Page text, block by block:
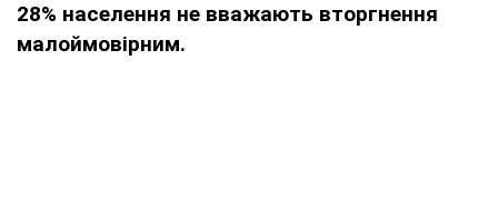
28% населення не вважають вторгнення
малоймовірним.